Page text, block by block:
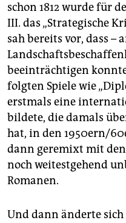
schon 1812 wurde für
III. das „Strategische
sah bereits vor, dass –
beeinträchtigen
folgten Spiele wie
erstmals eine
bildete, die damals
hat, in den 1950ern/
dann geremixt mit den
noch weitestgehend
Romanen.
Und dann änderte sich